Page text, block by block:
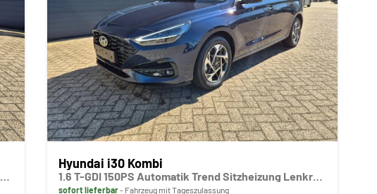
1.6 T-GDI 150PS Automatik Trend Sitzheizung Lenkradheizung Klimaautomatik PDC v+h Rückf.Kamera Navi Apple CarPlay + Android Auto 16"LM
Hyundai i30 Kombi
1.6 T-GDI 150PS Automatik Trend Sitzheizung Lenkradheizung Klimaautomatik PDC v+h Rückf.Kamera Navi Apple CarPlay + Android Auto 16"LM
sofort lieferbar Fahrzeug mit Tageszulassung